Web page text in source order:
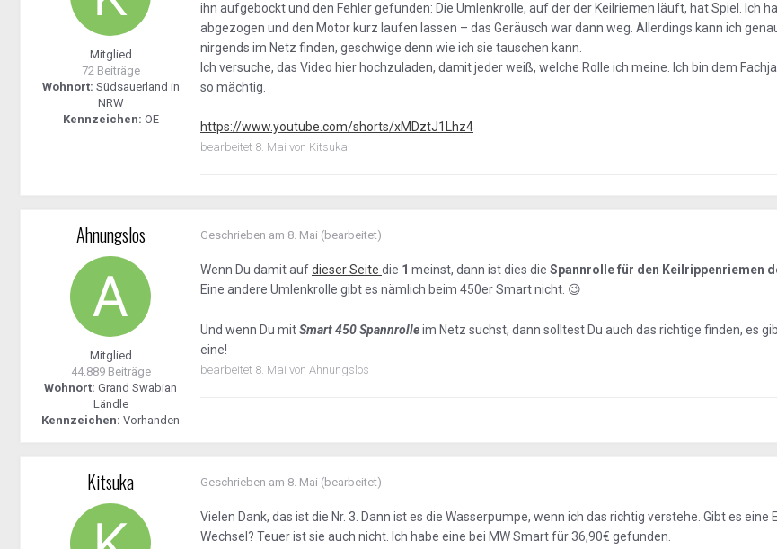
Mitglied
72 Beiträge
Wohnort: Südsauerland in
NRW
Kennzeichen: OE
ihn aufgebockt und den Fehler gefunden: Die Umlenkrolle, auf der der Keilriemen läuft, hat Spiel. Ich
abgezogen und den Motor kurz laufen lassen – das Geräusch war dann weg. Allerdings kann ich
nirgends im Netz finden, geschwige denn wie ich sie tauschen kann.
Ich versuche, das Video hier hochzuladen, damit jeder weiß, welche Rolle ich meine. Ich bin dem
so mächtig.
https://www.youtube.com/shorts/xMDztJ1Lhz4
bearbeitet 8. Mai von Kitsuka
Ahnungslos
Mitglied
44.889 Beiträge
Wohnort: Grand Swabian
Ländle
Kennzeichen: Vorhanden
Geschrieben am 8. Mai (bearbeitet)
Wenn Du damit aufdieser Seite die 1 meinst, dann ist dies die Spannrolle für den Keilrippenriemen
Eine andere Umlenkrolle gibt es nämlich beim 450er Smart nicht. 😉
Und wenn Du mitSmart 450 Spannrolleim Netz suchst, dann solltest Du auch das richtige finden, es
eine!
bearbeitet 8. Mai von Ahnungslos
Kitsuka Geschrieben am 8. Mai (bearbeitet)
Vielen Dank, das ist die Nr. 3. Dann ist es die Wasserpumpe, wenn ich das richtig verstehe. Gibt es eine
Wechsel? Teuer ist sie auch nicht. Ich habe eine bei MW Smart für 36,90€ gefunden.